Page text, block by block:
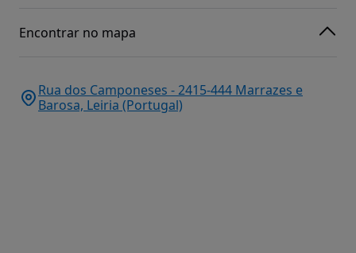
Encontrar no mapa
Rua dos Camponeses - 2415-444 Marrazes e
Barosa, Leiria (Portugal)